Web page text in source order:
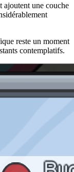
ajoutent une couche
reste un moment
contemplatifs.